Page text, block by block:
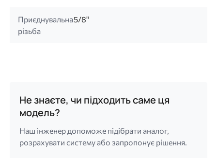
Приєднувальна
різьба
5/8"
Не знаєте, чи підходить саме ця
модель?
Наш інженер допоможе підібрати аналог,
розрахувати систему або запропонує рішення.